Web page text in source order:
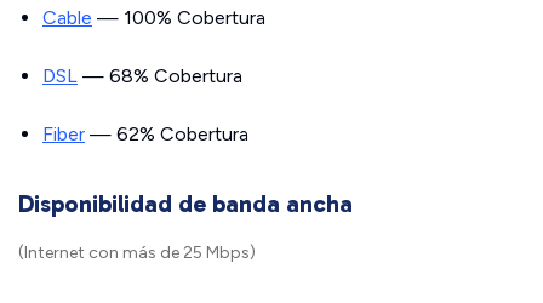
Cable — 100% Cobertura
DSL — 68% Cobertura
Fiber — 62% Cobertura
Disponibilidad de banda ancha
(Internet con más de 25 Mbps)